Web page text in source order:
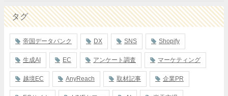
タグ
帝国データバンク DX SNS Shopify
生成AI EC アンケート調査 マーケティング
越境EC AnyReach 取材記事 企業PR